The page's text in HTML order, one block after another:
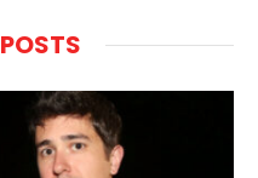
POSTS